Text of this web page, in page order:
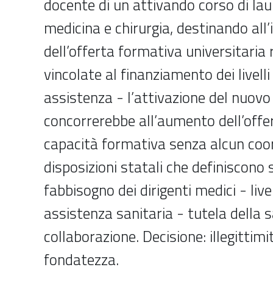
medicina e chirurgia, destinando
dell’offerta formativa universitaria
vincolate al finanziamento dei
assistenza - l’attivazione del
concorrerebbe all’aumento
capacità formativa senza alcun
disposizioni statali che definiscono
fabbisogno dei dirigenti medici -
assistenza sanitaria - tutela della
collaborazione. Decisione:
fondatezza.